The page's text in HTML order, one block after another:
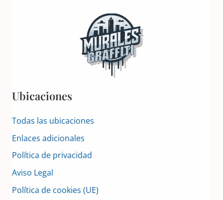
Ubicaciones
Todas las ubicaciones
Enlaces adicionales
Política de privacidad
Aviso Legal
Política de cookies (UE)